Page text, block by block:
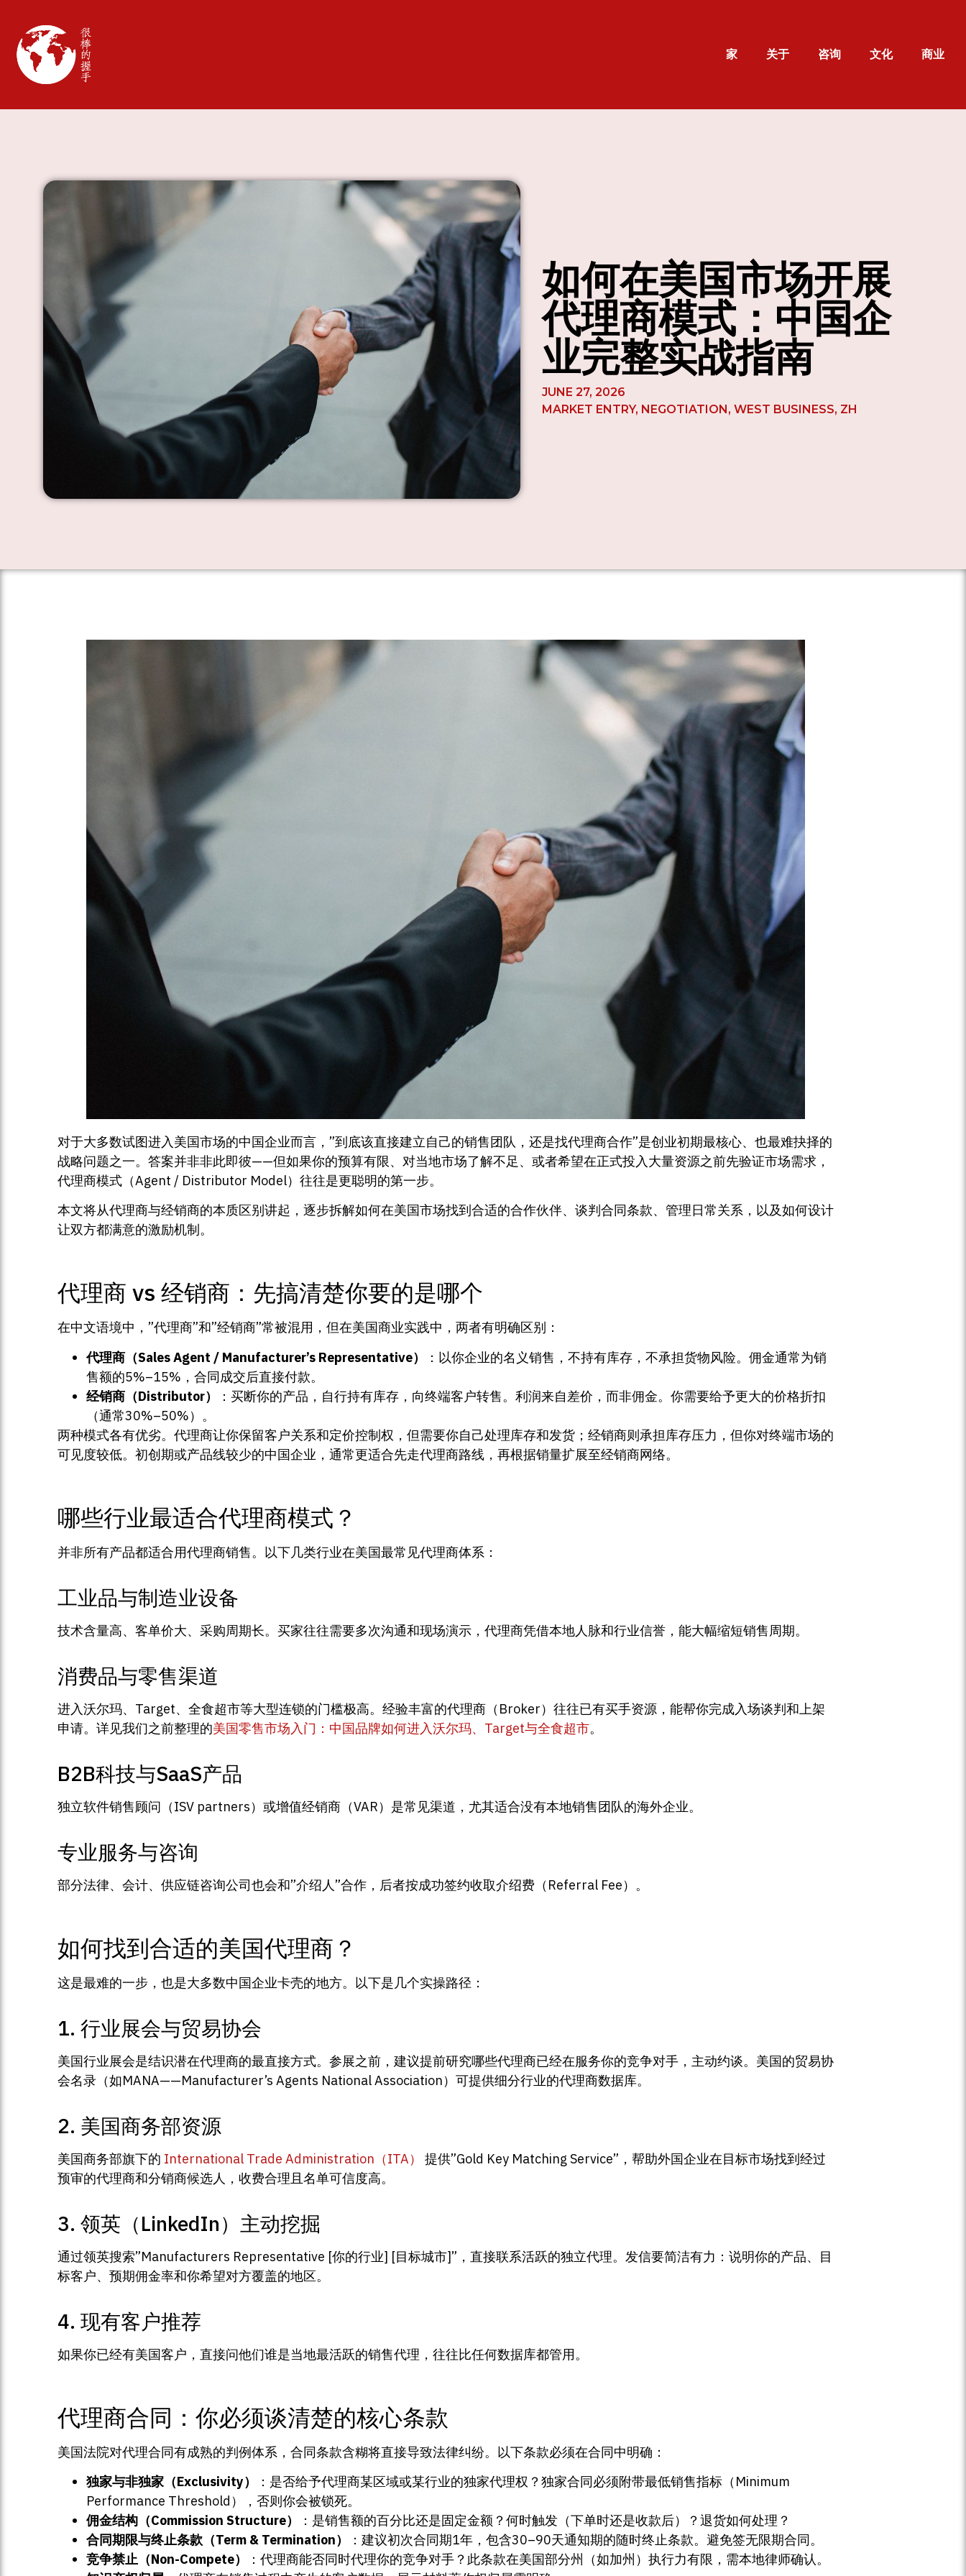
家 关于 咨询 文化 商业
如何在美国市场开展
代理商模式：中国企
业完整实战指南
JUNE 27, 2026
MARKET ENTRY, NEGOTIATION ,WEST BUSINESS, ZH
对于大多数试图进入美国市场的中国企业而言，”到底该直接建立自己的销售团队，还是找代理商合作”是创业初期最核心、也最难抉择的
战略问题之一。答案并非非此即彼——但如果你的预算有限、对当地市场了解不足、或者希望在正式投入大量资源之前先验证市场需求，
代理商模式（Agent / Distributor Model）往往是更聪明的第一步。
本文将从代理商与经销商的本质区别讲起，逐步拆解如何在美国市场找到合适的合作伙伴、谈判合同条款、管理日常关系，以及如何设计
让双方都满意的激励机制。
代理商 vs 经销商：先搞清楚你要的是哪个
在中文语境中，”代理商”和”经销商”常被混用，但在美国商业实践中，两者有明确区别：
代理商（Sales Agent / Manufacturer’s Representative）
：以你企业的名义销售，不持有库存，不承担货物风险。佣金通常为销
售额的5%–15%，合同成交后直接付款。
经销商（Distributor）
：买断你的产品，自行持有库存，向终端客户转售。利润来自差价，而非佣金。你需要给予更大的价格折扣
（通常30%–50%）。
两种模式各有优劣。代理商让你保留客户关系和定价控制权，但需要你自己处理库存和发货；经销商则承担库存压力，但你对终端市场的
可见度较低。初创期或产品线较少的中国企业，通常更适合先走代理商路线，再根据销量扩展至经销商网络。
哪些行业最适合代理商模式？
并非所有产品都适合用代理商销售。以下几类行业在美国最常见代理商体系：
工业品与制造业设备
技术含量高、客单价大、采购周期长。买家往往需要多次沟通和现场演示，代理商凭借本地人脉和行业信誉，能大幅缩短销售周期。
消费品与零售渠道
进入沃尔玛、Target、全食超市等大型连锁的门槛极高。经验丰富的代理商（Broker）往往已有买手资源，能帮你完成入场谈判和上架
申请。详见我们之前整理的美国零售市场入门：中国品牌如何进入沃尔玛、Target与全食超市。
B2B科技与SaaS产品
独立软件销售顾问（ISV partners）或增值经销商（VAR）是常见渠道，尤其适合没有本地销售团队的海外企业。
专业服务与咨询
部分法律、会计、供应链咨询公司也会和”介绍人”合作，后者按成功签约收取介绍费（Referral Fee）。
如何找到合适的美国代理商？
这是最难的一步，也是大多数中国企业卡壳的地方。以下是几个实操路径：
1. 行业展会与贸易协会
美国行业展会是结识潜在代理商的最直接方式。参展之前，建议提前研究哪些代理商已经在服务你的竞争对手，主动约谈。美国的贸易协
会名录（如MANA——Manufacturer’s Agents National Association）可提供细分行业的代理商数据库。
2. 美国商务部资源
美国商务部旗下的 International Trade Administration（ITA）
提供”Gold Key Matching Service”，帮助外国企业在目标市场找到经过
预审的代理商和分销商候选人，收费合理且名单可信度高。
3. 领英（LinkedIn）主动挖掘
通过领英搜索”Manufacturers Representative [你的行业] [目标城市]”，直接联系活跃的独立代理。发信要简洁有力：说明你的产品、目
标客户、预期佣金率和你希望对方覆盖的地区。
4. 现有客户推荐
如果你已经有美国客户，直接问他们谁是当地最活跃的销售代理，往往比任何数据库都管用。
代理商合同：你必须谈清楚的核心条款
美国法院对代理合同有成熟的判例体系，合同条款含糊将直接导致法律纠纷。以下条款必须在合同中明确：
独家与非独家（Exclusivity）
：是否给予代理商某区域或某行业的独家代理权？独家合同必须附带最低销售指标（Minimum
Performance Threshold），否则你会被锁死。
佣金结构（Commission Structure）
：是销售额的百分比还是固定金额？何时触发（下单时还是收款后）？退货如何处理？
合同期限与终止条款（Term & Termination）
：建议初次合同期1年，包含30–90天通知期的随时终止条款。避免签无限期合同。
竞争禁止（Non-Compete）
：代理商能否同时代理你的竞争对手？此条款在美国部分州（如加州）执行力有限，需本地律师确认。